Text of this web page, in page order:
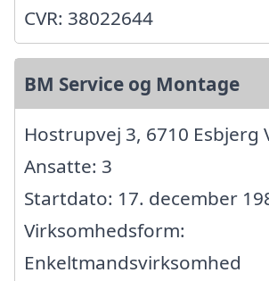
CVR: 38022644
BM Service og Montage
Hostrupvej 3, 6710 Esbjerg
Ansatte: 3
Startdato: 17. december
Virksomhedsform:
Enkeltmandsvirksomhed